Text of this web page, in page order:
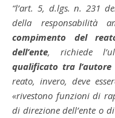
“l’art. 5, d.lgs. n. 231
della responsabilità
compimento del
dell’ente, richiede
qualificato tra l’autore
reato, invero, deve
«rivestono funzioni di
di direzione dell’ente o